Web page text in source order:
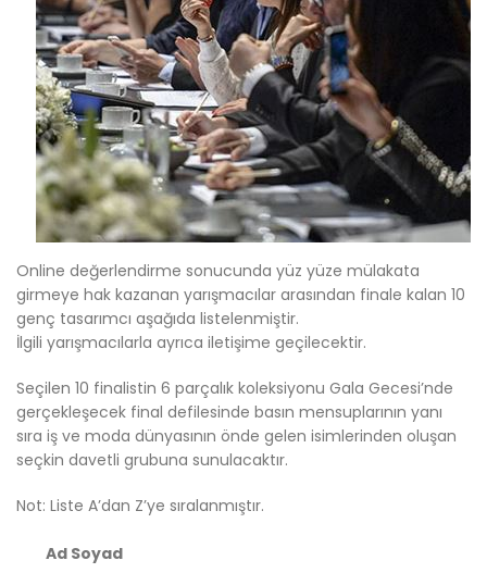
Online değerlendirme sonucunda yüz yüze mülakata
girmeye hak kazanan yarışmacılar arasından finale kalan 10
genç tasarımcı aşağıda listelenmiştir.
İlgili yarışmacılarla ayrıca iletişime geçilecektir.
Seçilen 10 finalistin 6 parçalık koleksiyonu Gala Gecesi’nde
gerçekleşecek final defilesinde basın mensuplarının yanı
sıra iş ve moda dünyasının önde gelen isimlerinden oluşan
seçkin davetli grubuna sunulacaktır.
Not: Liste A’dan Z’ye sıralanmıştır.
Ad Soyad